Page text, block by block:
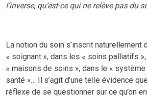
l’inverse, qu’est-ce qui ne relève pas du
La notion du soin s’inscrit naturellement
« soignant », dans les « soins palliatifs
« maisons de soins », dans le «
santé »… Il s’agit d’une telle évidence
réflexe de se questionner sur ce qu’on